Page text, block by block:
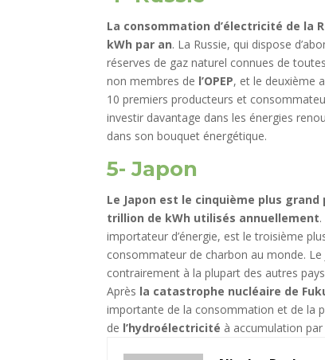
La consommation d’électricité de la
kWh par an. La Russie, qui dispose
réserves de gaz naturel connues de
non membres de l’OPEP, et le deuxième
10 premiers producteurs et
investir davantage dans les énergies
dans son bouquet énergétique.
5- Japon
Le Japon est le cinquième plus
trillion de kWh utilisés annuellement
importateur d’énergie, est le troisième
consommateur de charbon au monde. Le
contrairement à la plupart des autres
Après la catastrophe nucléaire de
importante de la consommation et de la
de l’hydroélectricité à accumulation